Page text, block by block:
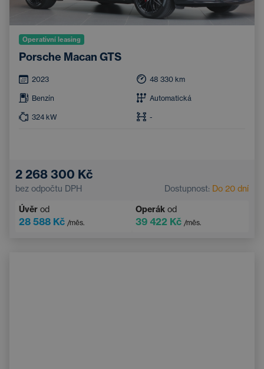
Operativní leasing
Porsche Macan GTS
2023 48 330 km
Benzín Automatická
324 kW -
2 268 300 Kč
bez odpočtu DPH Dostupnost: Do 20 dní
Úvěr od
28 588 Kč /měs.
Operák od
39 422 Kč /měs.